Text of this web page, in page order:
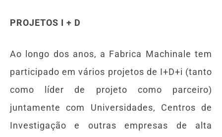
PROJETOS I + D
Ao longo dos anos, a Fabrica Machinale tem
participado em vários projetos de I+D+i (tanto
como líder de projeto como parceiro)
juntamente com Universidades, Centros de
Investigação e outras empresas de alta